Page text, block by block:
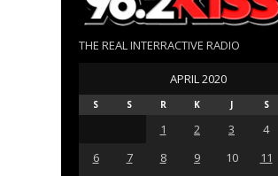
THE REAL INTERRACTIVE RADIO
APRIL 2020
S S R K J S
1 2 3 4
6
7 8 9 10 11